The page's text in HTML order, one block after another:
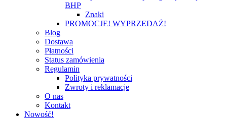
BHP
Znaki
PROMOCJE! WYPRZEDAŻ!
Blog
Dostawa
Płatności
Status zamówienia
Regulamin
Polityka prywatności
Zwroty i reklamacje
O nas
Kontakt
Nowość!